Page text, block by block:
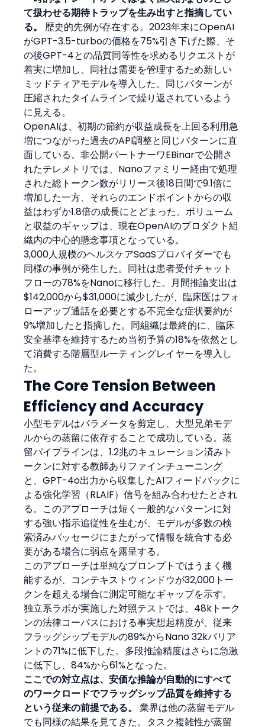
て扱わせる期待トラップを生み出すと指摘してい
る。
歴史的先例が存在する。2023年末にOpenAI
がGPT-3.5-turboの価格を75%引き下げた際、そ
の後GPT-4との品質同等性を求めるリクエストが
着実に増加し、同社は需要を管理するため新しい
ミッドティアモデルを導入した。同じパターンが
圧縮されたタイムラインで繰り返されているよう
に見える。
OpenAIは、初期の節約が収益成長を上回る利用急
増につながった過去のAPI調整と同じパターンに直
面している。非公開パートナーワEBinarで公開さ
れたテレメトリでは、Nanoファミリー経由で処理
された総トークン数がリリース後18日間で9.1倍に
増加した一方、それらのエンドポイントからの収
益はわずか1.8倍の成長にとどまった。ボリューム
と収益のギャップは、現在OpenAIのプロダクト組
織内の中心的懸念事項となっている。
3,000人規模のヘルスケアSaaSプロバイダーでも
同様の事例が発生した。同社は患者受付チャット
フローの78%をNanoに移行した。月間推論支出は
$142,000から$31,000に減少したが、臨床医はフォ
ローアップ通話を必要とする不完全な症状要約が
9%増加したと指摘した。同組織は最終的に、臨床
安全基準を維持するため当初予算の18%を依然とし
て消費する階層型ルーティングレイヤーを導入し
た。
The Core Tension Between
Efficiency and Accuracy
小型モデルはパラメータを剪定し、大型兄弟モデ
ルからの蒸留に依存することで成功している。蒸
留パイプラインは、1.2兆のキュレーション済みト
ークンに対する教師ありファインチューニング
と、GPT-4o出力から収集したAIフィードバックに
よる強化学習（RLAIF）信号を組み合わせたとされ
る。このアプローチは短く一般的なパターンに対
する強い指示追従性を生むが、モデルが多数の検
索済みパッセージにまたがって情報を統合する必
要がある場合に弱点を露呈する。
このアプローチは単純なプロンプトではうまく機
能するが、コンテキストウィンドウが32,000トー
クンを超える場合に測定可能なギャップを示す。
独立系ラボが実施した対照テストでは、48kトーク
ンの法律コーパスにおける事実想起精度が、従来
フラッグシップモデルの89%からNano 32kバリア
ントの71%に低下した。多段推論精度はさらに急激
に低下し、84%から61%となった。
ここでの対立点は、安価な推論が自動的にすべて
のワークロードでフラッグシップ品質を維持する
という従来の前提である。
業界は他の蒸留モデル
でも同様の結果を見てきた。タスク複雑性が蒸留